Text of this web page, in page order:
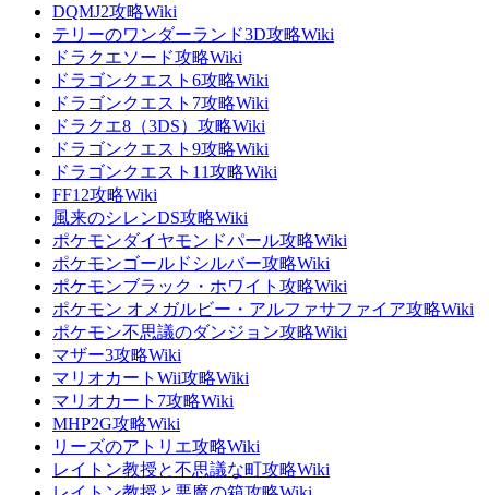
DQMJ2攻略Wiki
テリーのワンダーランド3D攻略Wiki
ドラクエソード攻略Wiki
ドラゴンクエスト6攻略Wiki
ドラゴンクエスト7攻略Wiki
ドラクエ8（3DS）攻略Wiki
ドラゴンクエスト9攻略Wiki
ドラゴンクエスト11攻略Wiki
FF12攻略Wiki
風来のシレンDS攻略Wiki
ポケモンダイヤモンドパール攻略Wiki
ポケモンゴールドシルバー攻略Wiki
ポケモンブラック・ホワイト攻略Wiki
ポケモン オメガルビー・アルファサファイア攻略Wiki
ポケモン不思議のダンジョン攻略Wiki
マザー3攻略Wiki
マリオカートWii攻略Wiki
マリオカート7攻略Wiki
MHP2G攻略Wiki
リーズのアトリエ攻略Wiki
レイトン教授と不思議な町攻略Wiki